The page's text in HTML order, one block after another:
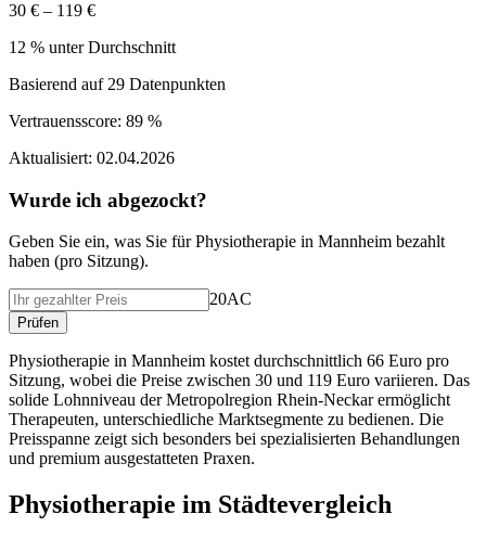
30 € – 119 €
12 % unter Durchschnitt
Basierend auf 29 Datenpunkten
Vertrauensscore: 89 %
Aktualisiert: 02.04.2026
Wurde ich abgezockt?
Geben Sie ein, was Sie fürPhysiotherapie in Mannheim bezahlt
haben (pro Sitzung).
20AC
Prüfen
Physiotherapie in Mannheim kostet durchschnittlich 66 Euro pro
Sitzung, wobei die Preise zwischen 30 und 119 Euro variieren. Das
solide Lohnniveau der Metropolregion Rhein-Neckar ermöglicht
Therapeuten, unterschiedliche Marktsegmente zu bedienen. Die
Preisspanne zeigt sich besonders bei spezialisierten Behandlungen
und premium ausgestatteten Praxen.
Physiotherapie im Städtevergleich